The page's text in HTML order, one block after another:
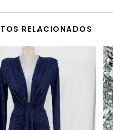
RELACIONADOS
Este producto tiene múltiples variantes. Las opciones